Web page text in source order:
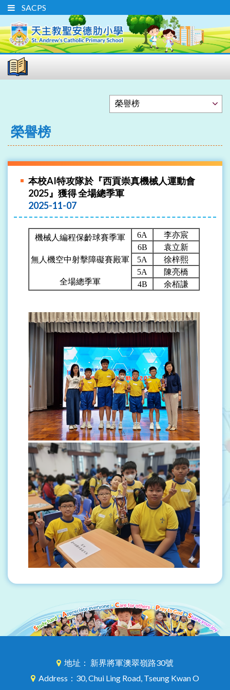
SACPS
榮譽榜
本校AI特攻隊於『西貢崇真機械人運動會
2025』獲得 全場總季軍
2025-11-07
機械人編程保齡球賽季軍
無人機空中射擊障礙賽殿軍
全場總季軍
6A
李亦宸
6B
袁立新
5A
徐梓熙
5A
陳亮橋
4B
余栢謙
地址： 新界將軍澳翠嶺路30號
Address：30, Chui Ling Road, Tseung Kwan O